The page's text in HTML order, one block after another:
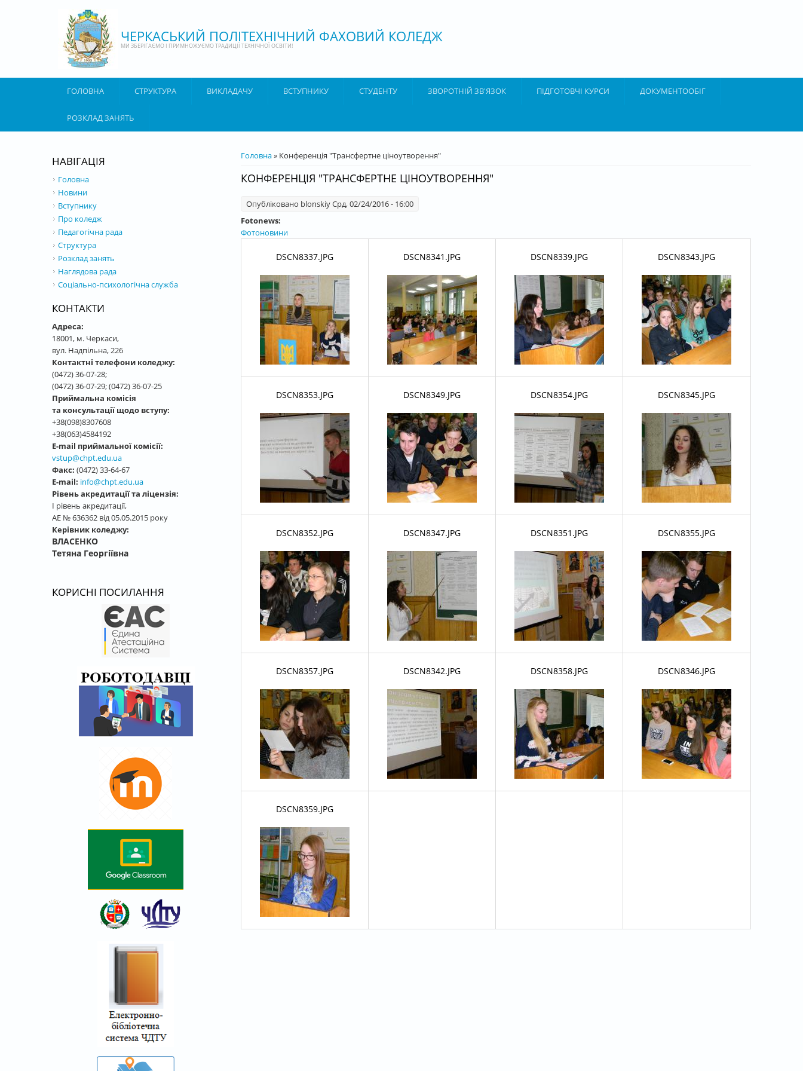
ЧЕРКАСЬКИЙ ПОЛІТЕХНІЧНИЙ ФАХОВИЙ КОЛЕДЖ
МИ ЗБЕРІГАЄМО І ПРИМНОЖУЄМО ТРАДИЦІЇ ТЕХНІЧНОЇ ОСВІТИ!
ГОЛОВНА СТРУКТУРА ВИКЛАДАЧУ ВСТУПНИКУ СТУДЕНТУ ЗВОРОТНІЙ ЗВ'ЯЗОК ПІДГОТОВЧІ КУРСИ ДОКУМЕНТООБІГ
РОЗКЛАД ЗАНЯТЬ
ВИ Є ТУТ
Головна» Конференція "Трансфертне ціноутворення"
КОНФЕРЕНЦІЯ "ТРАНСФЕРТНЕ ЦІНОУТВОРЕННЯ"
Опубліковано blonskiyСрд, 02/24/2016 - 16:00
Fotonews:
Фотоновини
DSCN8337.JPG DSCN8341.JPG DSCN8339.JPG DSCN8343.JPG
DSCN8353.JPG DSCN8349.JPG DSCN8354.JPG DSCN8345.JPG
DSCN8352.JPG DSCN8347.JPG DSCN8351.JPG DSCN8355.JPG
DSCN8357.JPG DSCN8342.JPG DSCN8358.JPG DSCN8346.JPG
DSCN8359.JPG
НАВІГАЦІЯ
Головна
Новини
Вступнику
Про коледж
Педагогічна рада
Структура
Розклад занять
Наглядова рада
Соціально-психологічна служба
КОНТАКТИ
Адреса:
18001, м. Черкаси,
вул. Надпільна, 226
Контактні телефони коледжу:
(0472) 36-07-28;
(0472) 36-07-29; (0472) 36-07-25
Приймальна комісія
та консультації щодо вступу:
+38(098)8307608
+38(063)4584192
E-mail приймальної комісії:
vstup@chpt.edu.ua
Факс: (0472) 33-64-67
E-mail: info@chpt.edu.ua
Рівень акредитації та ліцензія:
І рівень акредитації,
АЕ № 636362 від 05.05.2015 року
Керівник коледжу:
ВЛАСЕНКО
Тетяна Георгіївна
КОРИСНІ ПОСИЛАННЯ